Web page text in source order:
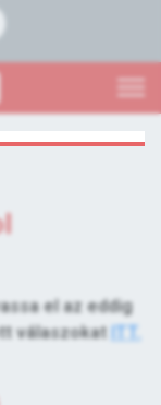
el az eddig
válaszokat ITT.